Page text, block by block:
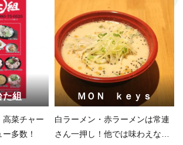
た組
高菜チャー
多数！
ＭＯＮ ｋｅｙｓ
白ラーメン・赤ラーメンは常連
さん一押し！他では味わえない